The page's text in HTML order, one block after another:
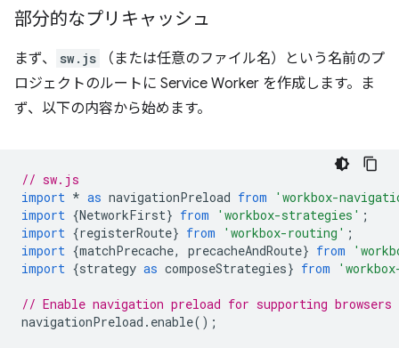
部分的なプリキャッシュ
まず、 sw.js
（または任意のファイル名）という名前のプ
ロジェクトのルートに Service Worker を作成します。ま
ず、以下の内容から始めます。
// sw.js
import * as navigationPreload from
'workbox-
import {NetworkFirst} from 'workbox-strategies' ;
import {registerRoute} from 'workbox-routing' ;
import {matchPrecache, precacheAndRoute} from
import {strategy as composeStrategies} from
// Enable navigation preload for supporting browsers
navigationPreload . enable();